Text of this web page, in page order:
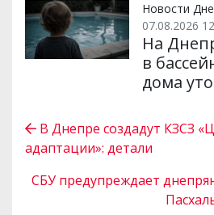
Новости
07.08.2026
На
в
дома
В Днепре создадут КЗСЗ
адаптации»: детали
СБУ предупреждает